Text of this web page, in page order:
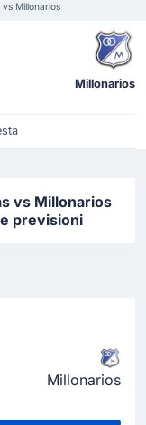
Millonarios
Millonarios
vs Millonarios
previsioni
Millonarios